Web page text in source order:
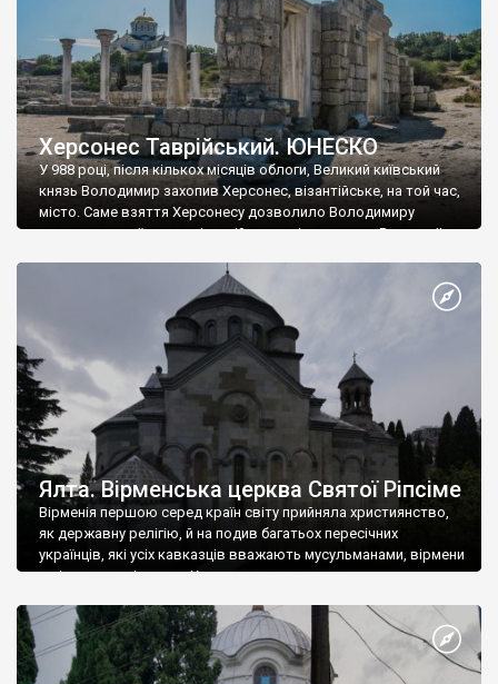
Херсонес Таврійський. ЮНЕСКО
У 988 році, після кількох місяців облоги, Великий київський
князь Володимир захопив Херсонес, візантійське, на той час,
місто. Саме взяття Херсонесу дозволило Володимиру
диктувати свої умови візантійському імператору Василю ІІ, та
Херсонесі Володимир-язичник, став Василем-християнином.
А потім було Хрещення Русі. На честь Херсонесу Таврійського
Ялта. Вірменська церква Святої Ріпсіме
Вірменія першою серед країн світу прийняла християнство,
як державну релігію, й на подив багатьох пересічних
українців, які усіх кавказців вважають мусульманами, вірмени
є відданими вірянами Христа